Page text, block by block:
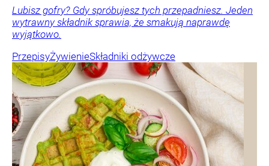
Lubisz gofry? Gdy spróbujesz tych przepadniesz. Jeden
wytrawny składnik sprawia, że smakują naprawdę
wyjątkowo.
PrzepisyŻywienieSkładniki odżywcze